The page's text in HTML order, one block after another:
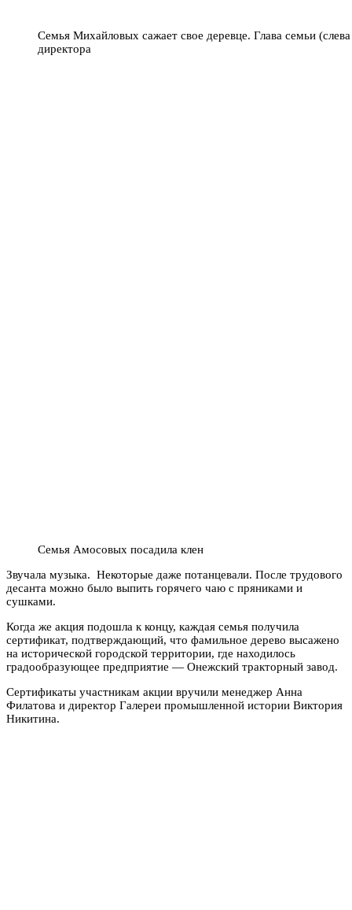
Семья Михайловых сажает свое деревце. Глава семьи
директора
Семья Амосовых посадила клен
Звучала музыка. Некоторые даже потанцевали. После трудового
десанта можно было выпить горячего чаю с пряниками и
сушками.
Когда же акция подошла к концу, каждая семья получила
сертификат, подтверждающий, что фамильное дерево высажено
на исторической городской территории, где находилось
градообразующее предприятие — Онежский тракторный завод.
Сертификаты участникам акции вручили менеджер Анна
Филатова и директор Галереи промышленной истории Виктория
Никитина.